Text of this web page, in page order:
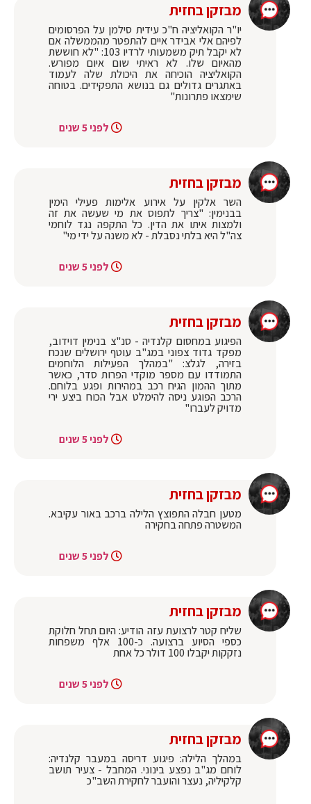
מבזקן בחזית
‏יו"ר הקואליציה ח"כ ‎עידית סילמן על הפרסומים
לפיהם אלי אבידר איים להתפטר מהממשלה אם
לא יקבל תיק משמעותי לרדיו 103: "לא חוששת
מהאיום שלו. לא ראיתי שום איום מפורש.
הקואליציה הוכיחה את היכולת שלה לעמוד
באתגרים גדולים גם בנושא התפקידים. בטוחה
שימצאו פתרונות"
לפני 5 שנים
מבזקן בחזית
‏השר ‎אלקין על אירוע אלימות פעילי הימין
בבנימין: "צריך לתפוס את מי שעשה את זה
ולמצות איתו את הדין. כל התקפה נגד לוחמי
צה"ל היא בלתי נסבלת - לא משנה על ידי מי"
לפני 5 שנים
מבזקן בחזית
‏הפיגוע במחסום קלנדיה - סנ"צ בנימין דוידוב,
מפקד גדוד צפוני במג"ב עוטף ירושלים שנכח
בזירה, לגלצ: "במהלך הפעילות הלוחמים
התמודדו עם מספר מוקדי הפרות סדר, כאשר
מתוך ההמון הגיח רכב במהירות ופגע בלוחם.
הרכב הפוגע ניסה להימלט אבל הכוח ביצע ירי
מדויק לעברו"
לפני 5 שנים
מבזקן בחזית
‏מטען חבלה התפוצץ הלילה ברכב באור עקיבא.
המשטרה פתחה בחקירה
לפני 5 שנים
מבזקן בחזית
‏שליח קטר לרצועת עזה הודיע: היום תחל חלוקת
כספי הסיוע ברצועה. כ-100 אלף משפחות
נזקקות יקבלו 100 דולר כל אחת
לפני 5 שנים
מבזקן בחזית
במהלך הלילה: ‏פיגוע דריסה במעבר קלנדיה:
לוחם מג"ב נפצע בינוני. המחבל - צעיר תושב
קלקיליה, נעצר והועבר לחקירת השב"כ